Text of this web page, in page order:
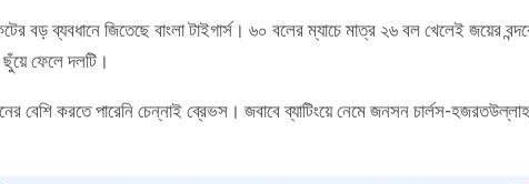
বড় ব্যবধানে জিতেছে বাংলা টাইগার্স। ৬০ বলের ম্যাচে মাত্র ২৬ বল খেলেই জয়ের
ফেলে দলটি।
বেশি করতে পারেনি চেন্নাই ব্রেভস। জবাবে ব্যাটিংয়ে নেমে জনসন চার্লস-